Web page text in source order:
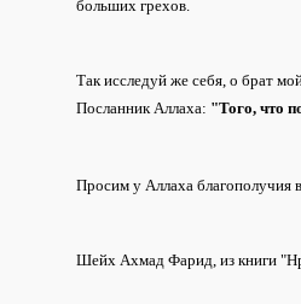
больших грехов.
Так исследуй же себя, о брат
Посланник Аллаха: "Того, что
Просим у Аллаха благополучия
Шейх Ахмад Фарид, из книги